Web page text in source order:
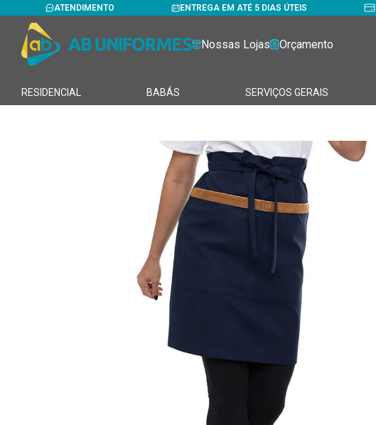
ATENDIMENTO ENTREGA EM ATÉ 5 DIAS ÚTEIS
Nossas Lojas Orçamento
RESIDENCIAL BABÁS SERVIÇOS GERAIS